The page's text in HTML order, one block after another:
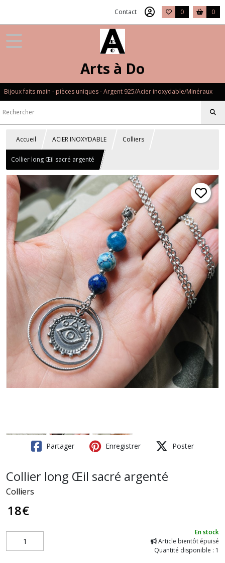
Contact 0 0
Arts à Do
Bijoux faits main - pièces uniques - Argent 925/Acier inoxydable/Minéraux
Accueil ACIER INOXYDABLE Colliers
Collier long Œil sacré argenté
Partager Enregistrer Poster
Collier long Œil sacré argenté
Colliers
18€
En stock
Article bientôt épuisé
Quantité disponible : 1